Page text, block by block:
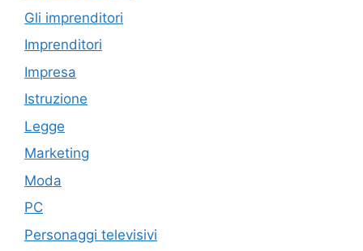
Gli imprenditori
Imprenditori
Impresa
Istruzione
Legge
Marketing
Moda
PC
Personaggi televisivi